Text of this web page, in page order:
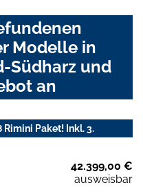
Modelle in
Südharz und
an
Rimini Paket! Inkl. 3.
42.399,00 €
ausweisbar